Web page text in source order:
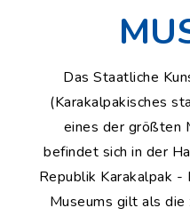
Das Staatliche
(Karakalpakisches
eines der größten
befindet sich in der
Republik Karakalpak -
Museums gilt als